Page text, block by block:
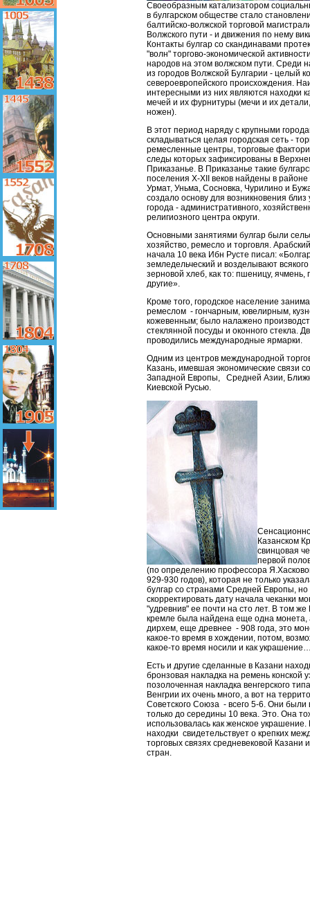
Своеобразным катализатором
в булгарском обществе стало
балтийско-волжской торговой
Волжского пути - и движения по нему
Контакты булгар со скандинавами
"волн" торгово-экономической
народов на этом волжском пути. Среди
из городов Волжской Булгарии - целый
североевропейского происхождения.
интересными из них являются находки
мечей и их фурнитуры (мечи и их
ножен).
В этот период наряду с крупными
складываться целая городская сеть -
ремесленные центры, торговые
следы которых зафиксированы в
Приказанье. В Приказанье такие
поселения X-XII веков найдены в районе
Урмат, Уньма, Сосновка, Чурилино и
создало основу для возникновения близ
города - административного,
религиозного центра округи.
Основными занятиями булгар были
хозяйство, ремесло и торговля.
начала 10 века Ибн Русте писал:
земледельческий и возделывают
зерновой хлеб, как то: пшеницу, ячмень,
другие».
Кроме того, городское население
ремеслом - гончарным, ювелирным,
кожевенным; было налажено
стеклянной посуды и оконного стекла.
проводились международные ярмарки.
Одним из центров международной
Казань, имевшая экономические связи
Западной Европы, Средней Азии,
Киевской Русью.
Казанском
свинцовая
первой
(по определению профессора
929-930 годов), которая не только
булгар со странами Средней Европы, но
скорректировать дату начала чеканки
"удревнив" ее почти на сто лет. В том же
кремле была найдена еще одна монета,
дирхем, еще древнее - 908 года, это
какое-то время в хождении, потом,
какое-то время носили и как
Есть и другие сделанные в Казани
бронзовая накладка на ремень конской
позолоченная накладка венгерского
Венгрии их очень много, а вот на
Советского Союза - всего 5-6. Они были
только до середины 10 века. Это. Она
использовалась как женское украшение.
находки свидетельствует о крепких
торговых связях средневековой Казани
стран.